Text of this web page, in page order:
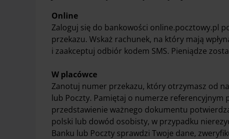
Online
Zaloguj się do bankowości online.pocztowy.pl
przekazu. Wskaż rachunek, na który mają
i zaakceptuj odbiór kodem SMS. Pieniądze
W placówce
Zanotuj numer przekazu, który otrzymasz od
lub Poczty. Pamiętaj o numerze referencyjnym
przedstawienie ważnego dokumentu
polski lub dowód osobisty, w przypadku
Banku lub Poczty sprawdzi Twoje dane,